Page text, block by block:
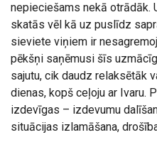
nepieciešams nekā otrādāk.
skatās vēl kā uz puslīdz
sieviete viņiem ir
pēkšņi saņēmusi šīs
sajutu, cik daudz relaksētāk
dienas, kopš ceļoju ar Ivaru.
izdevīgas – izdevumu
situācijas izlamāšana,